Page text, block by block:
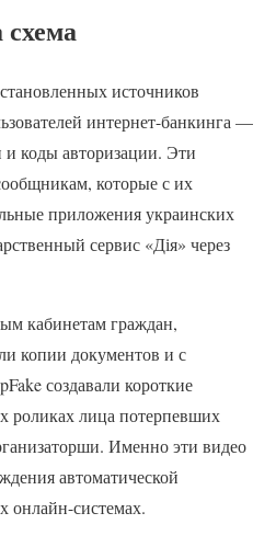
источников
интернет-банкинга —
коды авторизации. Эти
которые с их
приложения украинских
сервис «Дія» через
кабинетам граждан,
копии документов и с
создавали короткие
роликах лица потерпевших
Именно эти видео
автоматической
онлайн-системах.